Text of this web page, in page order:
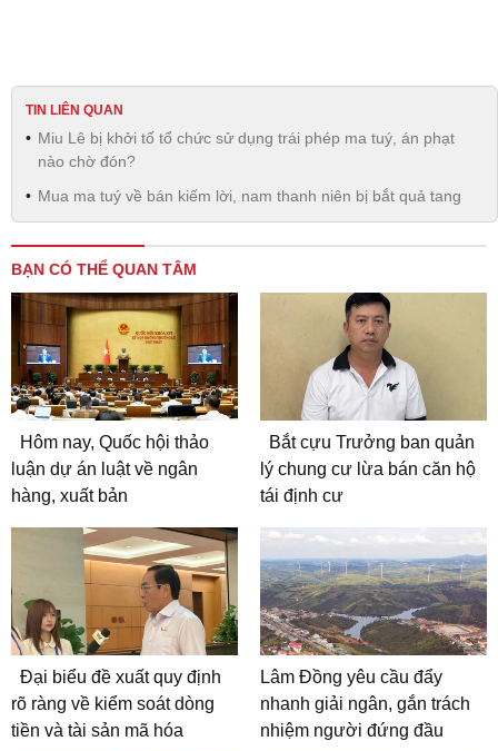
TIN LIÊN QUAN
Miu Lê bị khởi tố tổ chức sử dụng trái phép ma tuý, án phạt
nào chờ đón?
Mua ma tuý về bán kiếm lời, nam thanh niên bị bắt quả tang
BẠN CÓ THỂ QUAN TÂM
Hôm nay, Quốc hội thảo
luận dự án luật về ngân
hàng, xuất bản
Bắt cựu Trưởng ban quản
lý chung cư lừa bán căn hộ
tái định cư
Đại biểu đề xuất quy định
rõ ràng về kiểm soát dòng
tiền và tài sản mã hóa
Lâm Đồng yêu cầu đẩy
nhanh giải ngân, gắn trách
nhiệm người đứng đầu